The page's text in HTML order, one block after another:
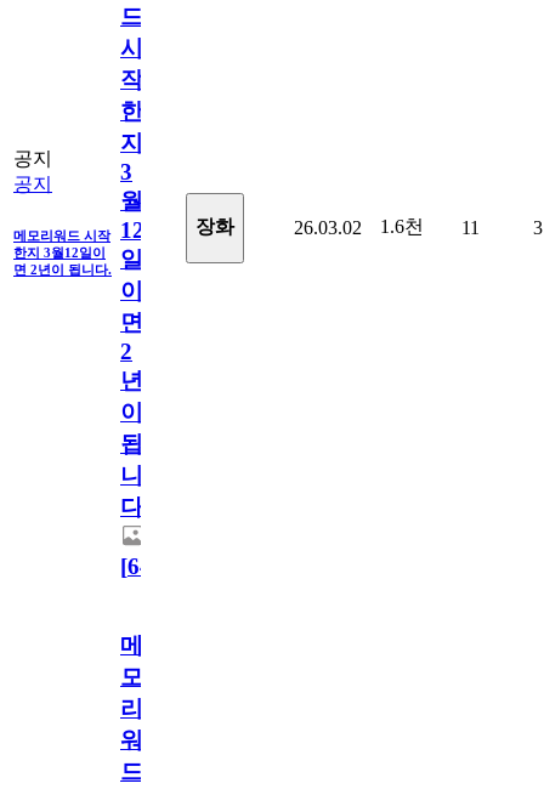
공지
공지
메모리워드 시작
한지 3월12일이
면 2년이 됩니다.
드
시
작
한
지
3
월
12
일
이
면
2
년
이
됩
니
다.
[64
장화 26.03.02 1.6천 11 3
메
모
리
워
드